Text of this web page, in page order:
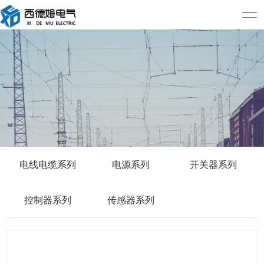
电线电缆系列 电源系列 开关器系列
控制器系列 传感器系列